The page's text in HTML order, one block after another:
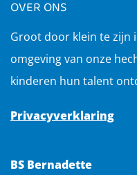
OVER ONS
Groot door klein te zijn
omgeving van onze
kinderen hun talent
Privacyverklaring
BS Bernadette